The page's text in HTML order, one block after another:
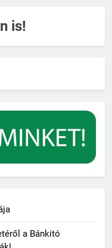
is!
a Bánkitó